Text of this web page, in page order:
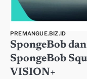
PREMANGUE.BIZ.ID
SpongeBob
SpongeBob
VISION+